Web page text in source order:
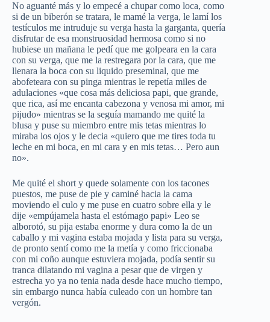
No aguanté más y lo empecé a chupar como loca, como
si de un biberón se tratara, le mamé la verga, le lamí los
testículos me intruduje su verga hasta la garganta, quería
disfrutar de esa monstruosidad hermosa como si no
hubiese un mañana le pedí que me golpeara en la cara
con su verga, que me la restregara por la cara, que me
llenara la boca con su liquido preseminal, que me
abofeteara con su pinga mientras le repetía miles de
adulaciones «que cosa más deliciosa papi, que grande,
que rica, así me encanta cabezona y venosa mi amor, mi
pijudo» mientras se la seguía mamando me quité la
blusa y puse su miembro entre mis tetas mientras lo
miraba los ojos y le decia «quiero que me tires toda tu
leche en mi boca, en mi cara y en mis tetas… Pero aun
no».
Me quité el short y quede solamente con los tacones
puestos, me puse de pie y caminé hacia la cama
moviendo el culo y me puse en cuatro sobre ella y le
dije «empújamela hasta el estómago papi» Leo se
alborotó, su pija estaba enorme y dura como la de un
caballo y mi vagina estaba mojada y lista para su verga,
de pronto sentí como me la metía y como friccionaba
con mi coño aunque estuviera mojada, podía sentir su
tranca dilatando mi vagina a pesar que de virgen y
estrecha yo ya no tenia nada desde hace mucho tiempo,
sin embargo nunca había culeado con un hombre tan
vergón.